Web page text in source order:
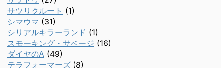
サツリクルート (1)
シマウマ (31)
シリアルキラーランド (1)
スモーキング・サベージ (16)
ダイヤのA (49)
テラフォーマーズ (8)